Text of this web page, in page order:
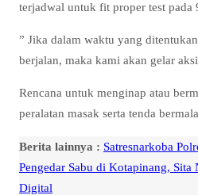
terjadwal untuk fit proper test pada
” Jika dalam waktu yang
berjalan, maka kami akan gelar
Rencana untuk menginap atau
peralatan masak serta tenda
Berita lainnya : Satresnarkoba
Pengedar Sabu di Kotapinang, Sita
Digital